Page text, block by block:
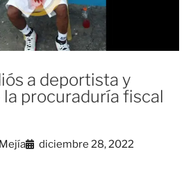
a deportista y
procuraduría fiscal
diciembre 28, 2022